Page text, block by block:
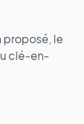
proposé, le
clé-en-